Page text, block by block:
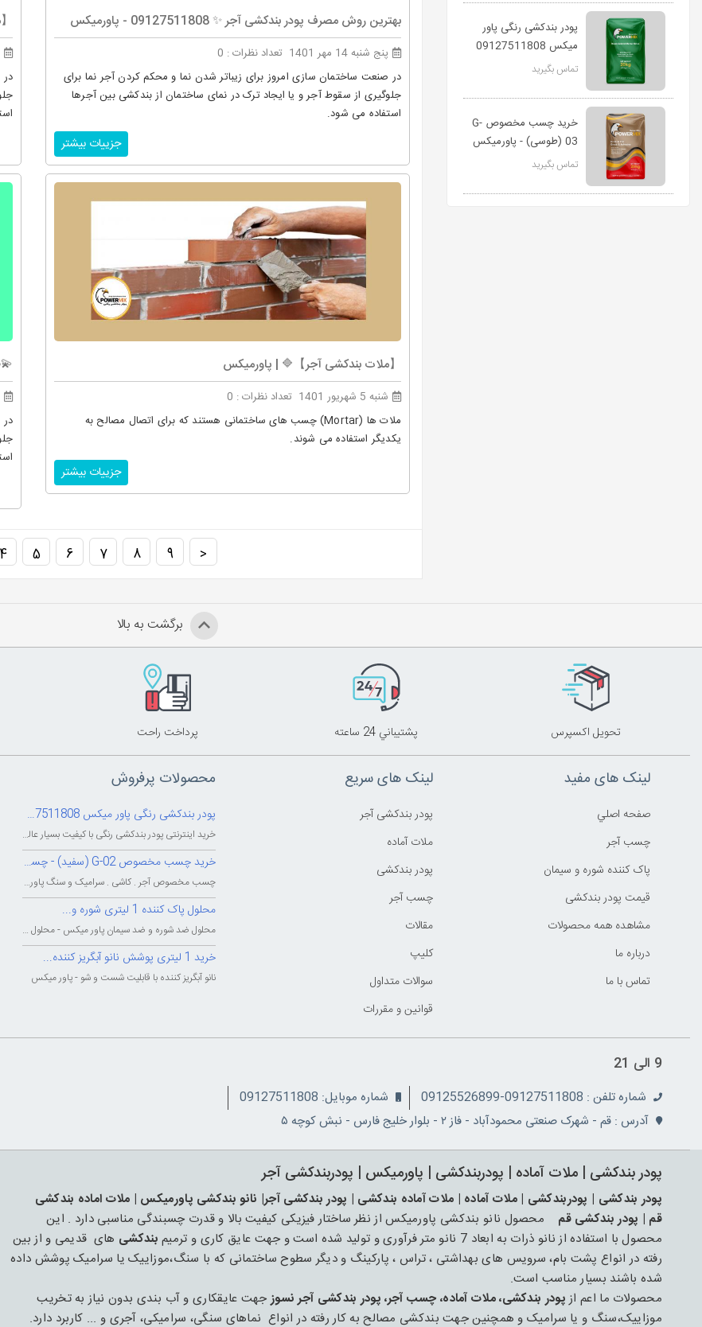
پودر بندکشی رنگی پاور
میکس 09127511808
تماس بگیرید
خرید چسب مخصوص G-
03 (طوسی) - پاورمیکس
تماس بگیرید
بهترین روش مصرف پودر بندکشی آجر ✨ 09127511808 - پاورمیکس
پنج شنبه 14 مهر 1401
تعداد نظرات : 0
در صنعت ساختمان سازی امروز برای زیباتر شدن نما و محکم کردن آجر نما برای
جلوگیری از سقوط آجر و یا ایجاد ترک در نمای ساختمان از بندکشی بین آجرها
استفاده می شود.
جزییات بیشتر
【ملات بندکشی آجر】🔷 | پاورمیکس
شنبه 5 شهریور 1401
تعداد نظرات : 0
ملات ها (Mortar) چسب های ساختمانی هستند که برای اتصال مصالح به
یکدیگر استفاده می شوند.
جزییات بیشتر
4 5 6 7 8 9 <
برگشت به بالا
تحويل اکسپرس پشتيباني 24 ساعته پرداخت راحت
لینک های مفید
صفحه اصلي
چسب آجر
پاک کننده شوره و سیمان
قیمت پودر بندکشی
مشاهده همه محصولات
درباره ما
تماس با ما
لینک های سریع
پودر بندکشی آجر
ملات آماده
پودر بندکشی
چسب آجر
مقالات
کليپ
سوالات متداول
قوانين و مقررات
محصولات پرفروش
پودر بندکشی رنگی پاور میکس 09127511808
خرید اینترنتی پودر بندکشی رنگی با کیفیت بسیار عالی - شرکت بزرگ پاور میکس...
خرید چسب مخصوص G-02 (سفید) - چسب...
چسب مخصوص آجر . کاشی . سرامیک و سنگ پاور میکس - چسب پودری پاورمیکس - چسب...
محلول پاک کننده 1 لیتری شوره و...
محلول ضد شوره و ضد سیمان پاور میکس - محلول پاک کننده و شوینده شوره و سیمان...
خرید 1 لیتری پوشش نانو آبگریز کننده...
نانو آبگریز کننده با قابلیت شست و شو - پاور میکس
9 الی 21
شماره تلفن : 09127511808-09125526899
شماره موبایل: 09127511808
آدرس : قم - شهرک صنعتی محمودآباد - فاز ۲ - بلوار خلیج فارس - نبش کوچه ۵
پودر بندکشی | ملات آماده | پودربندکشی | پاورمیکس | پودربندکشی آجر
پودر بندکشی | پودربندکشی | ملات آماده | ملات آماده بندکشی | پودر بندکشی آجر| نانو بندکشی پاورمیکس | ملات اماده بندکشی
قم | پودر بندکشی قم
محصول نانو بندکشی پاورمیکس از نظر ساختار فیزیکی کیفیت بالا و قدرت چسبندگی مناسبی دارد . این
محصول با استفاده از نانو ذرات به ابعاد 7 نانو متر فرآوری و تولید شده است و جهت عایق کاری و ترمیم
بندکشی های قدیمی و از بین
رفته در انواع پشت بام، سرویس های بهداشتی ، تراس ، پارکینگ و دیگر سطوح ساختمانی که با سنگ،موزاییک یا سرامیک پوشش داده
شده باشند بسیار مناسب است.
محصولات ما اعم ازپودر بندکشی، ملات آماده، چسب آجر، پودر بندکشی آجر نسوزجهت عایقکاری و آب بندی بدون نیاز به تخریب
موزاییک،سنگ و یا سرامیک و همچنین جهت بندکشی مصالح به کار رفته در انواع نماهای سنگی، سرامیکی، آجری و ... کاربرد دارد.